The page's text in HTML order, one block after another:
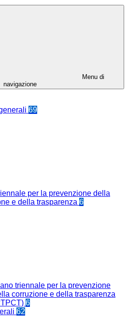
Menu di
navigazione
69
per la prevenzione della
e della trasparenza 6
triennale per la prevenzione
corruzione e della trasparenza
6
62